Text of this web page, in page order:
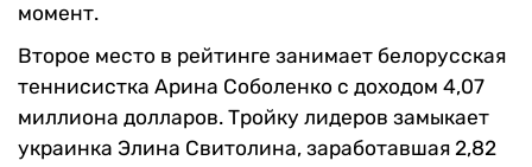
момент.
Второе место в рейтинге занимает белорусская
теннисистка Арина Соболенко с доходом 4,07
миллиона долларов. Тройку лидеров замыкает
украинка Элина Свитолина, заработавшая 2,82